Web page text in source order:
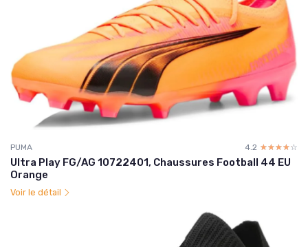
PUMA 4.2 ☆☆☆☆☆
★★★★★
Ultra Play FG/AG 10722401, Chaussures Football 44 EU
Orange
Voir le détail